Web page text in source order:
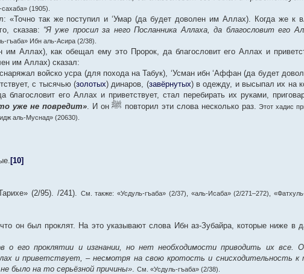
(1905).
«Точно так же поступил и ‘Умар (да будет доволен им Аллах). Когда же к
сказав: “Я уже просил за него Посланника Аллаха, да благословит его
гъаба» Ибн аль-Асира (2/38).
Аллах), как обещал ему это Пророк, да благословит его Аллах и
им Аллах) сказал:
войско усра (для похода на Табук), ‘Усман ибн ‘Аффан (да будет
с тысячью (золотых) динаров, (завёрнутых) в одежду, и высыпал их на
его Аллах и приветствует, стал перебирать их руками,
уже не повредит». И онﷺ повторил эти слова несколько раз.Этот хадис
аль-Муснад» (20630).
[10]
(2/95). /241).
См. также: «Усдуль-гъаба» (2/37), «аль-Исаба» (2/271–272),
он был проклят. На это указывают слова Ибн аз-Зубайра, которые ниже в
о его проклятии и изгнании, но нет необходимости приводить их все.
и приветствует, – несмотря на свою кротость и снисходительность к
было на то серьёзной причины»
См. «Усдуль-гъаба» (2/38).